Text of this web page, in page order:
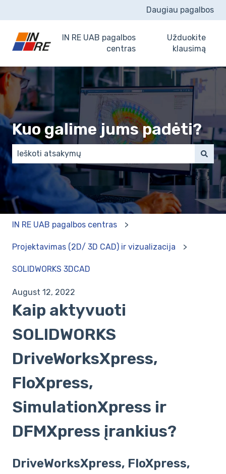
Daugiau pagalbos
IN RE UAB pagalbos
centras
Užduokite
klausimą
Kuo galime jums padėti?
There are no suggestions because the search field
IN RE UAB pagalbos centras
Projektavimas (2D/ 3D CAD) ir vizualizacija
SOLIDWORKS 3DCAD
August 12, 2022
Kaip aktyvuoti
SOLIDWORKS
DriveWorksXpress,
FloXpress,
SimulationXpress ir
DFMXpress įrankius?
DriveWorksXpress, FloXpress,